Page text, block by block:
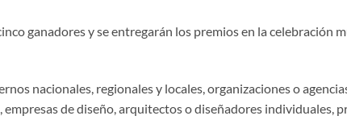
ganadores y se entregarán los premios en la
nacionales, regionales y locales, organizaciones o
de diseño, arquitectos o diseñadores individuales,